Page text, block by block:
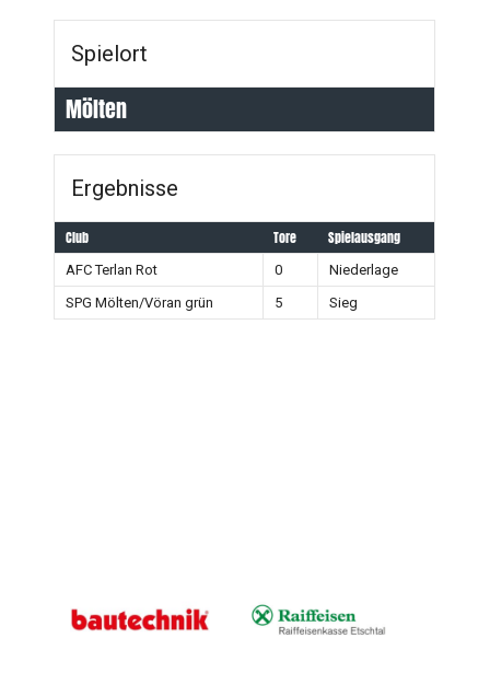
Spielort
Mölten
Ergebnisse
Club Tore Spielausgang
AFC Terlan Rot 0
Niederlage
SPG Mölten/Vöran grün
5 Sieg